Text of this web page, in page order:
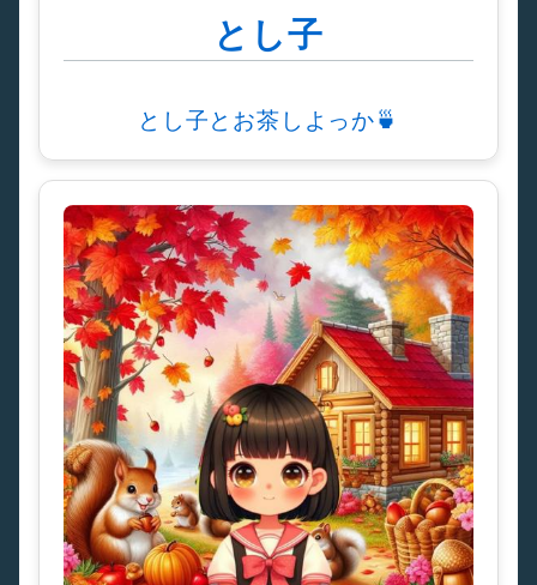
とし子
とし子とお茶しよっか🍵